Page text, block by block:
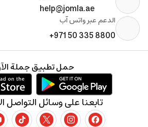
help@jomla.ae
الدعم عبر واتس آب
+971 50 335 8800
تابعنا على وسائل التواصل
حمل تطبيق جملة